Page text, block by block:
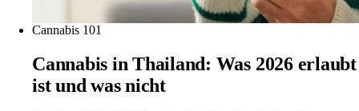
Cannabis 101
Cannabis in Thailand: Was 2026 erlaubt
ist und was nicht